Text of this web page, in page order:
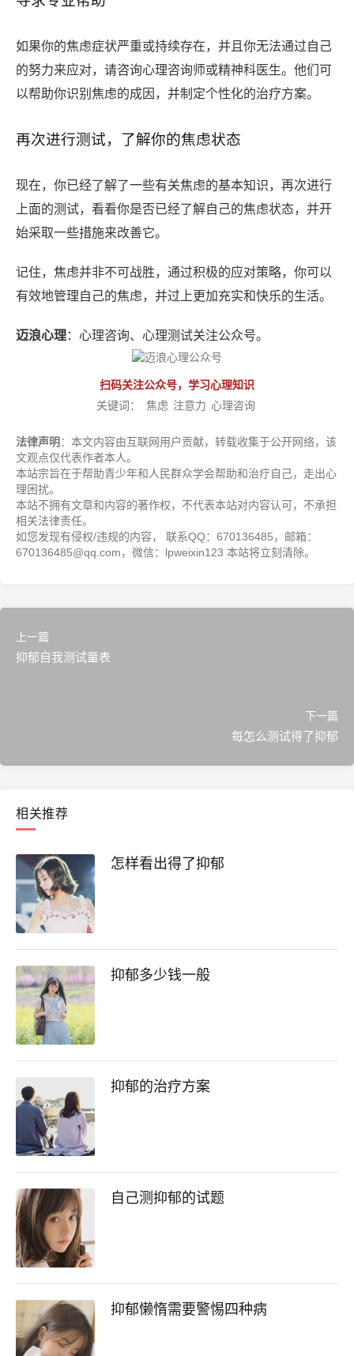
如果你的焦虑症状严重或持续存在，并且你无法通过自己
的努力来应对，请咨询心理咨询师或精神科医生。他们可
以帮助你识别焦虑的成因，并制定个性化的治疗方案。
再次进行测试，了解你的焦虑状态
现在，你已经了解了一些有关焦虑的基本知识，再次进行
上面的测试，看看你是否已经了解自己的焦虑状态，并开
始采取一些措施来改善它。
记住，焦虑并非不可战胜，通过积极的应对策略，你可以
有效地管理自己的焦虑，并过上更加充实和快乐的生活。
迈浪心理：心理咨询、心理测试关注公众号。
扫码关注公众号，学习心理知识
关键词：
焦虑 注意力 心理咨询
法律声明 ：本文内容由互联网用户贡献，转载收集于公开网络，该
文观点仅代表作者本人。
本站宗旨在于帮助青少年和人民群众学会帮助和治疗自己，走出心
理困扰。
本站不拥有文章和内容的著作权，不代表本站对内容认可，不承担
相关法律责任。
如您发现有侵权/违规的内容， 联系QQ：670136485，邮箱：
670136485@qq.com，微信：lpweixin123 本站将立刻清除。
上一篇
抑郁自我测试量表
下一篇
每怎么测试得了抑郁
相关推荐
怎样看出得了抑郁
抑郁多少钱一般
抑郁的治疗方案
自己测抑郁的试题
抑郁懒惰需要警惕四种病